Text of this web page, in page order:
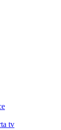
tv